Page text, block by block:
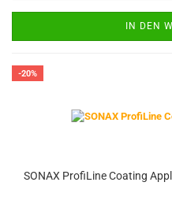
IN DEN
-20%
SONAX ProfiLine Coating